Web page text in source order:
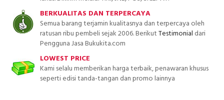
BERKUALITAS DAN TERPERCAYA
Semua barang terjamin kualitasnya dan terpercaya oleh
ratusan ribu pembeli sejak 2006. BerikutTestimonial dari
Pengguna Jasa Bukukita.com
LOWEST PRICE
Kami selalu memberikan harga terbaik, penawaran khusus
seperti edisi tanda-tangan dan promo lainnya